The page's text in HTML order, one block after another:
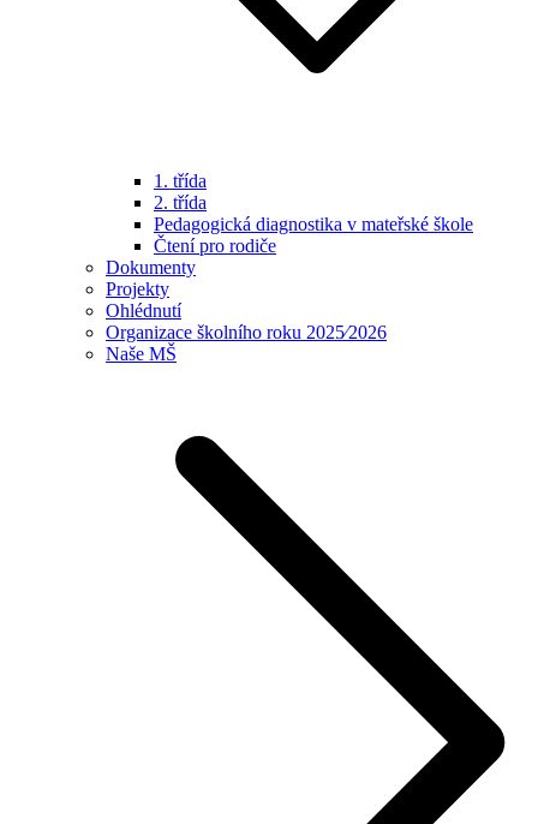
1. třída
2. třída
Pedagogická diagnostika v mateřské škole
Čtení pro rodiče
Dokumenty
Projekty
Ohlédnutí
Organizace školního roku 2025⁄2026
Naše MŠ